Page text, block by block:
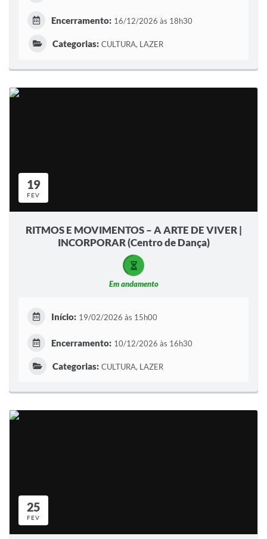
Encerramento: 16/12/2026 às 18h30
Categorias: CULTURA, LAZER
19
FEV
RITMOS E MOVIMENTOS – A ARTE DE VIVER |
INCORPORAR (Centro de Dança)
Em andamento
Início: 19/02/2026 às 15h00
Encerramento: 10/12/2026 às 16h30
Categorias: CULTURA, LAZER
25
FEV